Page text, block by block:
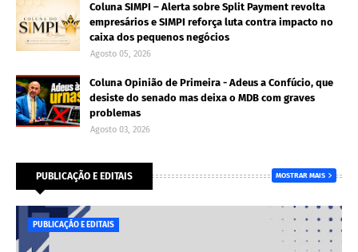
Coluna SIMPI – Alerta sobre Split Payment revolta
empresários e SIMPI reforça luta contra impacto no
caixa dos pequenos negócios
Agosto 05, 2026
Coluna Opinião de Primeira - Adeus a Confúcio, que
desiste do senado mas deixa o MDB com graves
problemas
Agosto 03, 2026
PUBLICAÇÃO E EDITAIS MOSTRAR MAIS
PUBLICAÇÃO E EDITAIS